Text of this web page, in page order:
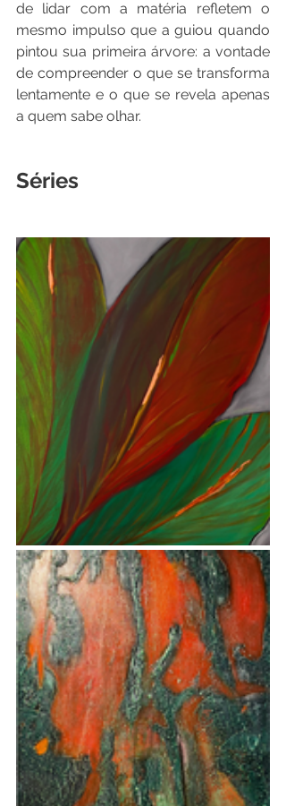
de lidar com a matéria refletem o
mesmo impulso que a guiou quando
pintou sua primeira árvore: a vontade
de compreender o que se transforma
lentamente e o que se revela apenas
a quem sabe olhar.
Séries